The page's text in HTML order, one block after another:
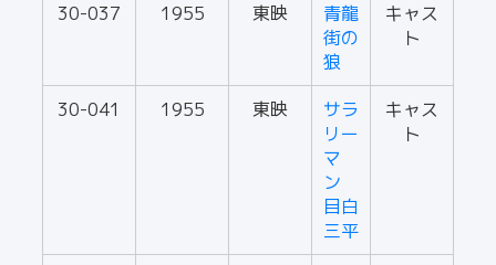
30-037 1955 東映
青龍
街の
狼
キャス
ト
30-041 1955 東映
サラ
リー
マ
ン
目白
三平
キャス
ト